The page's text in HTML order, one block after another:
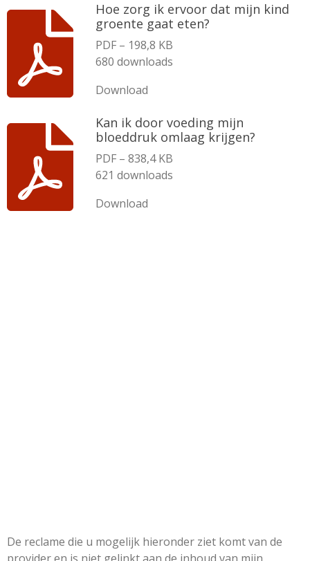
Hoe zorg ik ervoor dat mijn kind
groente gaat eten?
PDF – 198,8 KB
680 downloads
Download
Kan ik door voeding mijn
bloeddruk omlaag krijgen?
PDF – 838,4 KB
621 downloads
Download
De reclame die u mogelijk hieronder ziet komt van de